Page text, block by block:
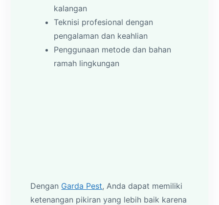
kalangan
Teknisi profesional dengan
pengalaman dan keahlian
Penggunaan metode dan bahan
ramah lingkungan
Dengan Garda Pest, Anda dapat memiliki
ketenangan pikiran yang lebih baik karena